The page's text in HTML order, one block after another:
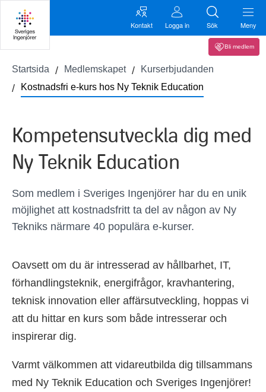
Kontakt Logga in Sök Meny
Bli medlem
Startsida Medlemskapet
Kurserbjudanden
Kostnadsfri e-kurs hos Ny Teknik Education
Kompetensutveckla dig med
Ny Teknik Education
Som medlem i Sveriges Ingenjörer har du en unik
möjlighet att kostnadsfritt ta del av någon av Ny
Tekniks närmare 40 populära e-kurser.
Oavsett om du är intresserad av hållbarhet, IT,
förhandlingsteknik, energifrågor, kravhantering,
teknisk innovation eller affärsutveckling, hoppas vi
att du hittar en kurs som både intresserar och
inspirerar dig.
Varmt välkommen att vidareutbilda dig tillsammans
med Ny Teknik Education och Sveriges Ingenjörer!